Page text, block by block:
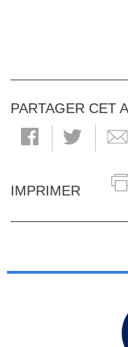
PARTAGER CET
IMPRIMER